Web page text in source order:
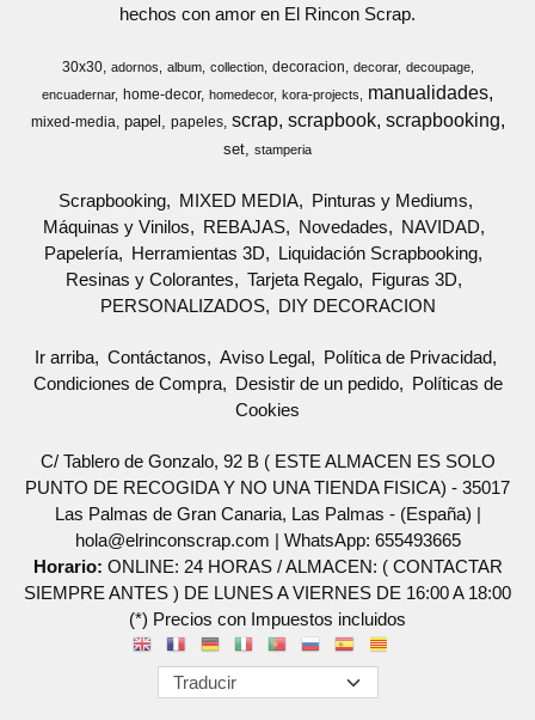
hechos con amor en El Rincon Scrap.
30x30 adornos album collection decoracion decorar
decoupage
encuadernar
home-decor homedecor kora-projects manualidades
mixed-media papel papeles scrap scrapbook scrapbooking
set stamperia
Scrapbooking MIXED MEDIA
Pinturas y Mediums
Máquinas y Vinilos
REBAJAS Novedades
NAVIDAD
Papelería
Herramientas 3D
Liquidación Scrapbooking
Resinas y Colorantes
Tarjeta Regalo
Figuras 3D
PERSONALIZADOS
DIY DECORACION
Ir arriba Contáctanos Aviso Legal
Política de Privacidad
Condiciones de Compra
Desistir de un pedido
Políticas de
Cookies
C/ Tablero de Gonzalo, 92 B ( ESTE ALMACEN ES SOLO
PUNTO DE RECOGIDA Y NO UNA TIENDA FISICA) - 35017
Las Palmas de Gran Canaria, Las Palmas - (España) |
hola@elrinconscrap.com | WhatsApp: 655493665
Horario: ONLINE: 24 HORAS / ALMACEN: ( CONTACTAR
SIEMPRE ANTES ) DE LUNES A VIERNES DE 16:00 A 18:00
(*) Precios con Impuestos incluidos